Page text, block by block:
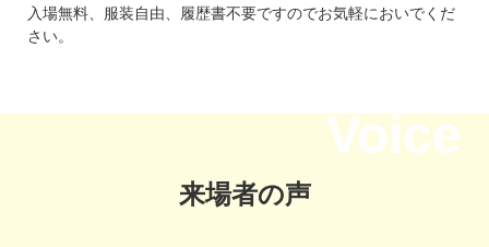
入場無料、服装自由、履歴書不要ですのでお気軽においでくだ
さい。
Voice
来場者の声